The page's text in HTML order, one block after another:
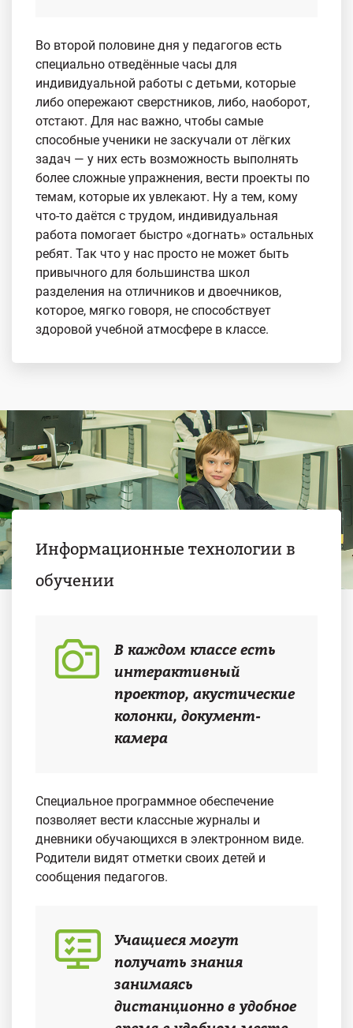
Во второй половине дня у педагогов есть
специально отведённые часы для
индивидуальной работы с детьми, которые
либо опережают сверстников, либо, наоборот,
отстают. Для нас важно, чтобы самые
способные ученики не заскучали от лёгких
задач — у них есть возможность выполнять
более сложные упражнения, вести проекты по
темам, которые их увлекают. Ну а тем, кому
что-то даётся с трудом, индивидуальная
работа помогает быстро «догнать» остальных
ребят. Так что у нас просто не может быть
привычного для большинства школ
разделения на отличников и двоечников,
которое, мягко говоря, не способствует
здоровой учебной атмосфере в классе.
Информационные технологии в
обучении
В каждом классе есть
интерактивный
проектор, акустические
колонки, документ-
камера
Специальное программное обеспечение
позволяет вести классные журналы и
дневники обучающихся в электронном виде.
Родители видят отметки своих детей и
сообщения педагогов.
Учащиеся могут
получать знания
занимаясь
дистанционно в удобное